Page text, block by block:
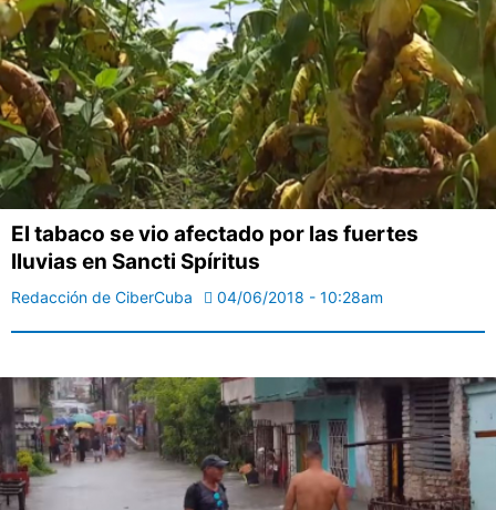
El tabaco se vio afectado por las fuertes
lluvias en Sancti Spíritus
Redacción de CiberCuba 04/06/2018 - 10:28am